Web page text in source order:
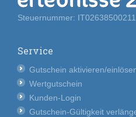
Steuernummer: IT02638500211
Service
Gutschein aktivieren/
Wertgutschein
Kunden-Login
Gutschein-Gültigkeit